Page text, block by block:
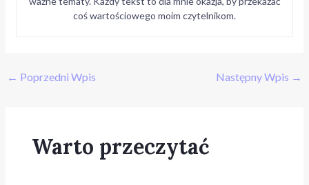
coś wartościowego moim czytelnikom.
← Poprzedni Wpis Następny Wpis →
Warto przeczytać